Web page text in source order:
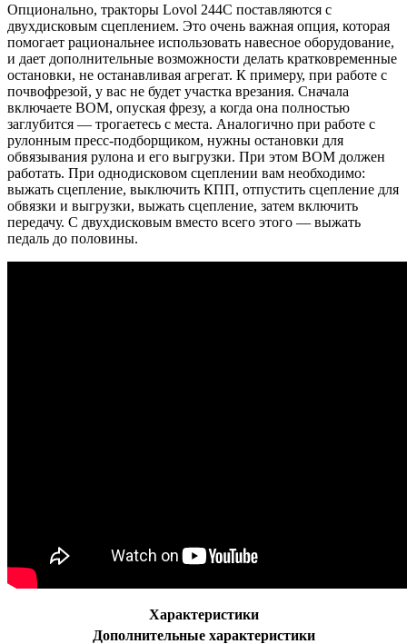
Опционально, тракторы Lovol 244C поставляются с
двухдисковым сцеплением. Это очень важная опция, которая
помогает рациональнее использовать навесное оборудование,
и дает дополнительные возможности делать кратковременные
остановки, не останавливая агрегат. К примеру, при работе с
почвофрезой, у вас не будет участка врезания. Сначала
включаете ВОМ, опуская фрезу, а когда она полностью
заглубится — трогаетесь с места. Аналогично при работе с
рулонным пресс-подборщиком, нужны остановки для
обвязывания рулона и его выгрузки. При этом ВОМ должен
работать. При однодисковом сцеплении вам необходимо:
выжать сцепление, выключить КПП, отпустить сцепление для
обвязки и выгрузки, выжать сцепление, затем включить
передачу. С двухдисковым вместо всего этого — выжать
педаль до половины.
Характеристики
Дополнительные характеристики